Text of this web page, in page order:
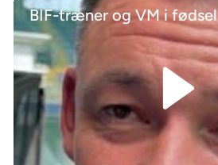
BIF-træner og VM i fødsel